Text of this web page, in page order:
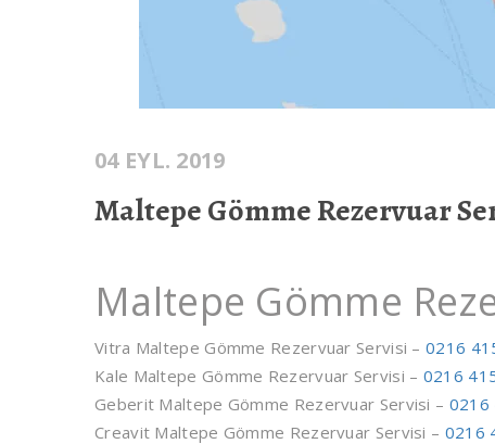
04 EYL. 2019
Maltepe Gömme Rezervuar
Maltepe Gömme
Vitra Maltepe Gömme Rezervuar Servisi – 0216
Kale Maltepe Gömme Rezervuar Servisi – 0216
Geberit Maltepe Gömme Rezervuar Servisi – 0216
Creavit Maltepe Gömme Rezervuar Servisi – 0216